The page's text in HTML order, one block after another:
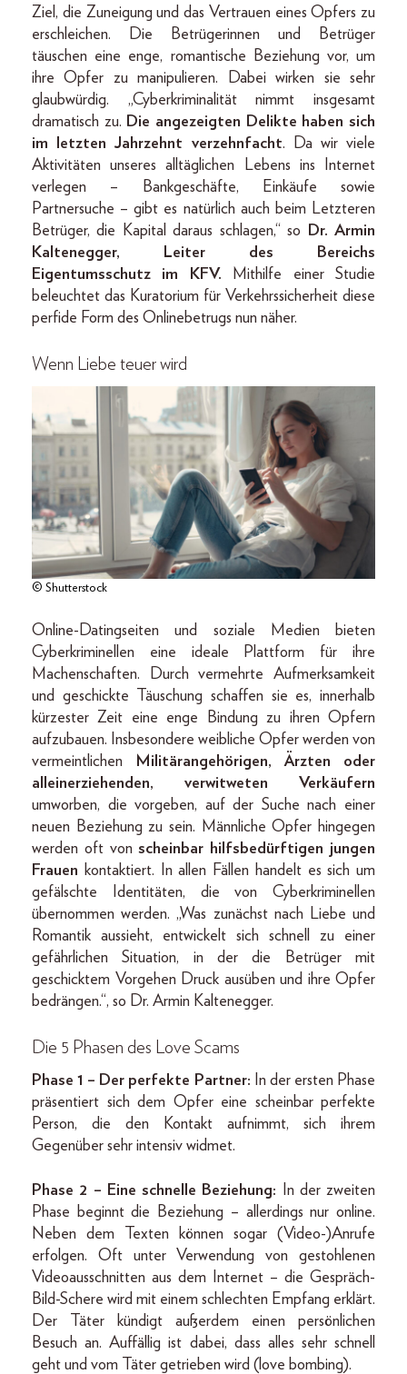
Ziel, die Zuneigung und das Vertrauen eines Opfers zu
erschleichen. Die Betrügerinnen und Betrüger
täuschen eine enge, romantische Beziehung vor, um
ihre Opfer zu manipulieren. Dabei wirken sie sehr
glaubwürdig. „Cyberkriminalität nimmt insgesamt
dramatisch zu. Die angezeigten Delikte haben sich
im letzten Jahrzehnt verzehnfacht. Da wir viele
Aktivitäten unseres alltäglichen Lebens ins Internet
verlegen – Bankgeschäfte, Einkäufe sowie
Partnersuche – gibt es natürlich auch beim Letzteren
Betrüger, die Kapital daraus schlagen,“ so Dr. Armin
Kaltenegger, Leiter des Bereichs
Eigentumsschutz im KFV. Mithilfe einer Studie
beleuchtet das Kuratorium für Verkehrssicherheit diese
perfide Form des Onlinebetrugs nun näher.
Wenn Liebe teuer wird
© Shutterstock
Online-Datingseiten und soziale Medien bieten
Cyberkriminellen eine ideale Plattform für ihre
Machenschaften. Durch vermehrte Aufmerksamkeit
und geschickte Täuschung schaffen sie es, innerhalb
kürzester Zeit eine enge Bindung zu ihren Opfern
aufzubauen. Insbesondere weibliche Opfer werden von
vermeintlichen
Militärangehörigen, Ärzten oder
alleinerziehenden, verwitweten Verkäufern
umworben, die vorgeben, auf der Suche nach einer
neuen Beziehung zu sein. Männliche Opfer hingegen
werden oft vonscheinbar hilfsbedürftigen jungen
Frauen kontaktiert. In allen Fällen handelt es sich um
gefälschte Identitäten, die von Cyberkriminellen
übernommen werden. „Was zunächst nach Liebe und
Romantik aussieht, entwickelt sich schnell zu einer
gefährlichen Situation, in der die Betrüger mit
geschicktem Vorgehen Druck ausüben und ihre Opfer
bedrängen.“, so Dr. Armin Kaltenegger.
Die 5 Phasen des Love Scams
Phase 1 – Der perfekte Partner: In der ersten Phase
präsentiert sich dem Opfer eine scheinbar perfekte
Person, die den Kontakt aufnimmt, sich ihrem
Gegenüber sehr intensiv widmet.
Phase 2 – Eine schnelle Beziehung: In der zweiten
Phase beginnt die Beziehung – allerdings nur online.
Neben dem Texten können sogar (Video-)Anrufe
erfolgen. Oft unter Verwendung von gestohlenen
Videoausschnitten aus dem Internet – die Gespräch-
Bild-Schere wird mit einem schlechten Empfang erklärt.
Der Täter kündigt außerdem einen persönlichen
Besuch an. Auffällig ist dabei, dass alles sehr schnell
geht und vom Täter getrieben wird (love bombing).